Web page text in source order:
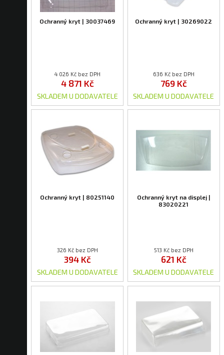
Ochranný kryt | 30037469
4 026 Kč bez DPH
4 871 Kč
SKLADEM U DODAVATELE
Ochranný kryt | 30269022
636 Kč bez DPH
769 Kč
SKLADEM U DODAVATELE
Ochranný kryt | 80251140
326 Kč bez DPH
394 Kč
SKLADEM U DODAVATELE
Ochranný kryt na displej |
83020221
513 Kč bez DPH
621 Kč
SKLADEM U DODAVATELE